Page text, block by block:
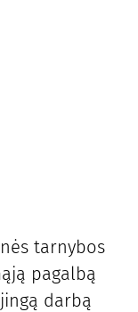
tarnybos
pagalbą
darbą